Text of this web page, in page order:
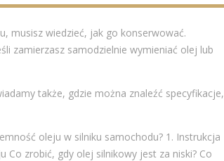
musisz wiedzieć, jak go konserwować.
zamierzasz samodzielnie wymieniać olej lub
także, gdzie można znaleźć specyfikacje,
oleju w silniku samochodu? 1. Instrukcja
Co zrobić, gdy olej silnikowy jest za niski? Co